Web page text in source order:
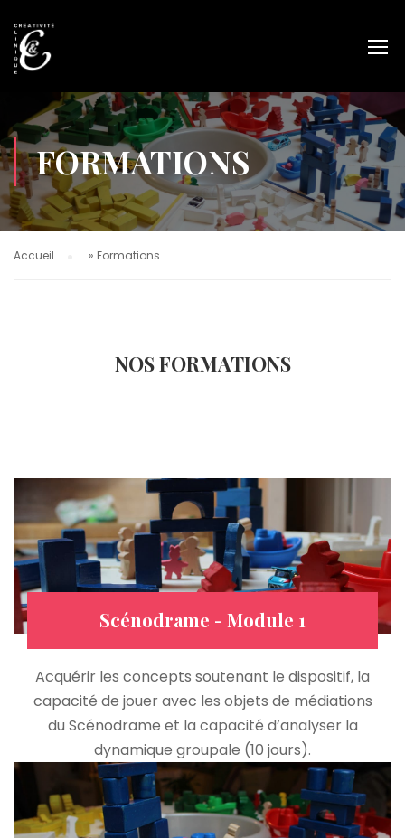
FORMATIONS
Accueil » Formations
NOS FORMATIONS
Scénodrame - Module 1
Acquérir les concepts soutenant le dispositif, la
capacité de jouer avec les objets de médiations
du Scénodrame et la capacité d’analyser la
dynamique groupale (10 jours).